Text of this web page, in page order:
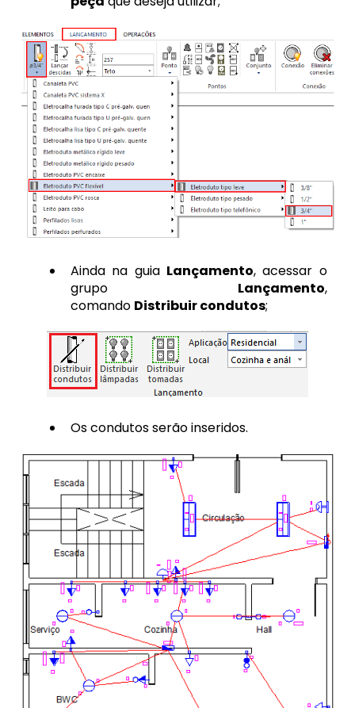
Ainda na guia Lançamento, acessar o
grupo Lançamento,
comando Distribuir condutos;
Os condutos serão inseridos.